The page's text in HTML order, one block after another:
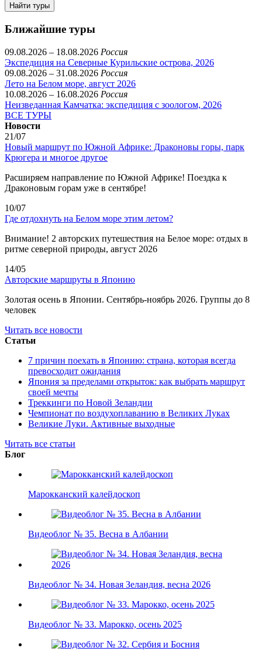
Найти туры
Ближайшие туры
09.08.2026 – 18.08.2026 Россия
Экспедиция на Северные Курильские острова, 2026
09.08.2026 – 31.08.2026 Россия
Лето на Белом море, август 2026
10.08.2026 – 16.08.2026 Россия
Неизведанная Камчатка: экспедиция с зоологом, 2026
ВСЕ ТУРЫ
Новости
21/07
Новый маршрут по Южной Африке: Драконовы горы, парк
Крюгера и многое другое
Расширяем направление по Южной Африке! Поездка к
Драконовым горам уже в сентябре!
10/07
Где отдохнуть на Белом море этим летом?
Внимание! 2 авторских путешествия на Белое море: отдых в
ритме северной природы, август 2026
14/05
Авторские маршруты в Японию
Золотая осень в Японии. Сентябрь-ноябрь 2026. Группы до 8
человек
Читать все новости
Статьи
7 причин поехать в Японию: страна, которая всегда
превосходит ожидания
Япония за пределами открыток: как выбрать маршрут
своей мечты
Треккинги по Новой Зеландии
Чемпионат по воздухоплаванию в Великих Луках
Великие Луки. Активные выходные
Читать все статьи
Блог
Марокканский калейдоскоп
Видеоблог № 35. Весна в Албании
Видеоблог № 34. Новая Зеландия, весна 2026
Видеоблог № 33. Марокко, осень 2025